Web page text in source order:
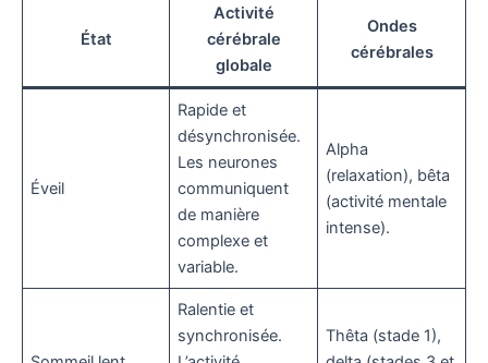
État
Activité
cérébrale
globale
Ondes
cérébrales
Éveil
Rapide et
désynchronisée.
Les neurones
communiquent
de manière
complexe et
variable.
Alpha
(relaxation), bêta
(activité mentale
intense).
Ralentie et
synchronisée.
Thêta (stade 1),